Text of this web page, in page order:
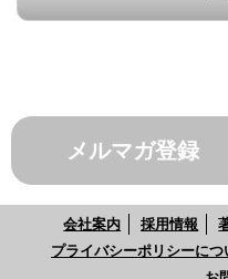
メルマガ登録
会社案内 採用情報
プライバシーポリシーにつ